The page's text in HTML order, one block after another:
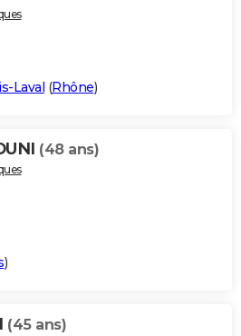
Laval (Rhône)
(48 ans)
)
(45 ans)